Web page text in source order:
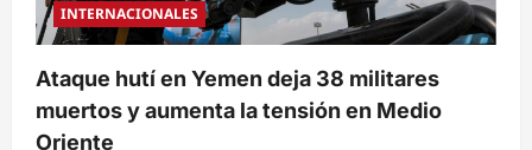
INTERNACIONALES
Ataque hutí en Yemen deja 38 militares
muertos y aumenta la tensión en Medio
Oriente